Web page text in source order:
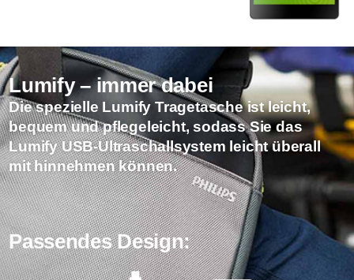
Lumify – immer dabei
Die spezielle Lumify Tragetasche ist leicht,
bequem und pflegeleicht, sodass Sie das
Lumify USB-Ultraschallsystem leicht überall
mit hinnehmen können.
Passendes Design: